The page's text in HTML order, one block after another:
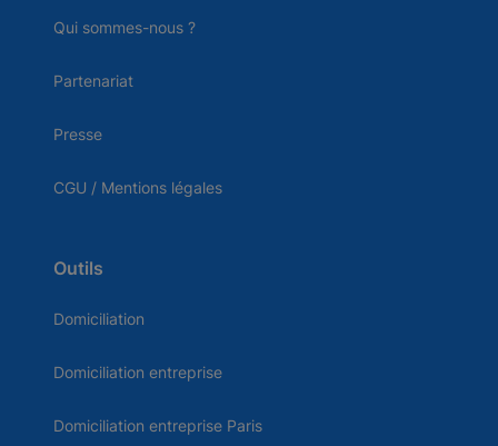
Qui sommes-nous ?
Partenariat
Presse
CGU / Mentions légales
Outils
Domiciliation
Domiciliation entreprise
Domiciliation entreprise Paris